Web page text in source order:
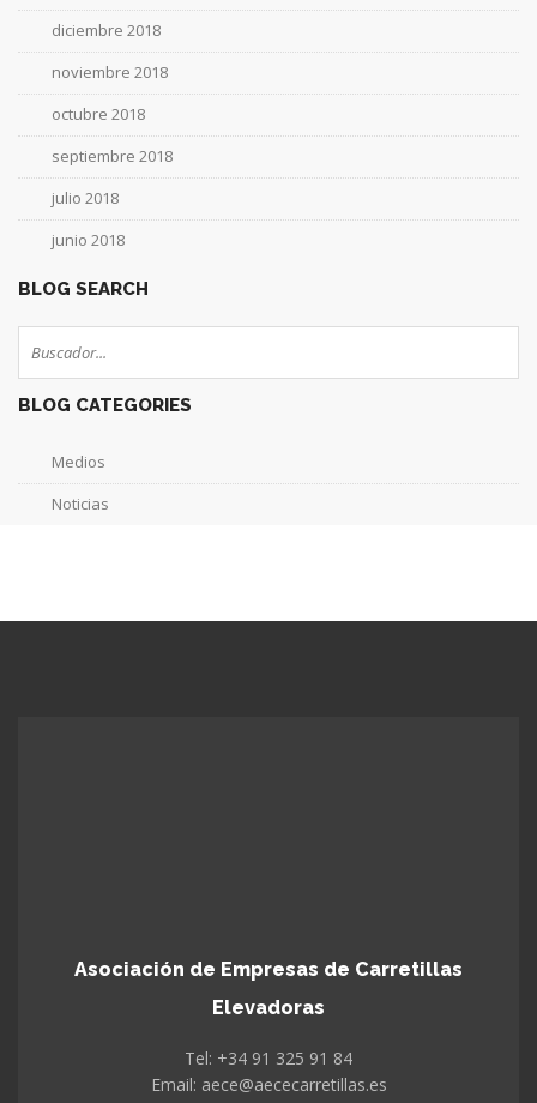
diciembre 2018
noviembre 2018
octubre 2018
septiembre 2018
julio 2018
junio 2018
BLOG SEARCH
BLOG CATEGORIES
Medios
Noticias
Asociación de Empresas de Carretillas
Elevadoras
Tel: +34 91 325 91 84
Email: aece@aececarretillas.es